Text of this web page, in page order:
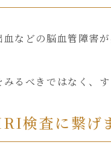
血などの脳血管障害
るべきではなく、
検査に繋げ